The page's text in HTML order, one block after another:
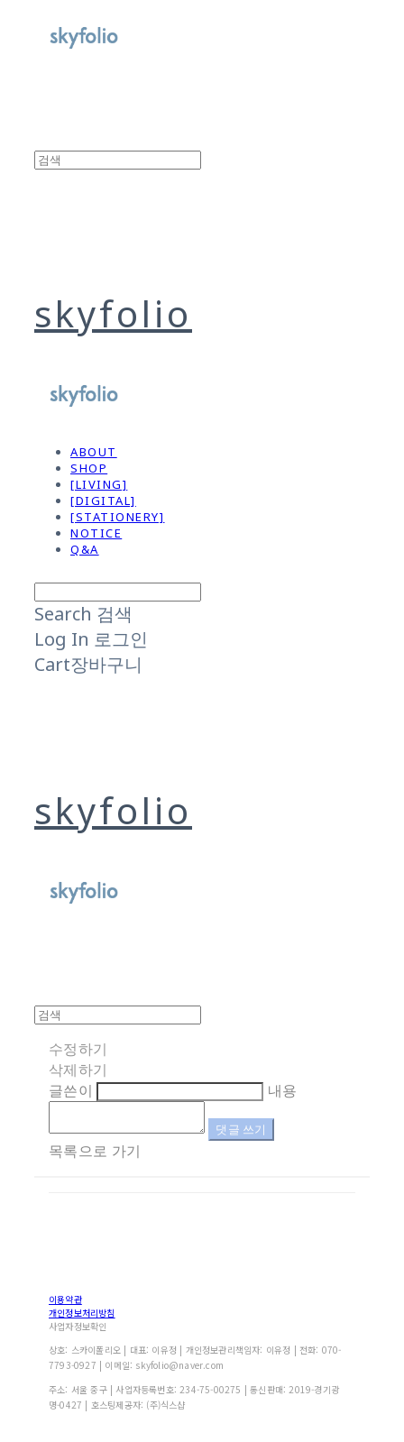
skyfolio
ABOUT
SHOP
[LIVING]
[DIGITAL]
[STATIONERY]
NOTICE
Q&A
Search 검색
Log In 로그인
Cart장바구니
skyfolio
수정하기
삭제하기
글쓴이
내용
댓글 쓰기
목록으로 가기
이용약관
개인정보처리방침
사업자정보확인
상호: 스카이폴리오 | 대표: 이유정 | 개인정보관리책임자: 이유정 | 전화: 070-
7793-0927 | 이메일: skyfolio@naver.com
주소: 서울 중구 | 사업자등록번호: 234-75-00275 | 통신판매: 2019-경기광
명-0427 | 호스팅제공자: (주)식스샵